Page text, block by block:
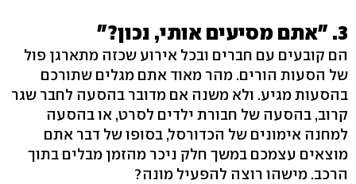
3. "אתם מסיעים אותי, נכון?"
הם קובעים עם חברים ובכל אירוע שכזה מתארגן פול
של הסעות הורים. מהר מאוד אתם מגלים שתורכם
בהסעות מגיע. ולא משנה אם מדובר בהסעה לחבר שגר
קרוב, בהסעה של חבורת ילדים לסרט, או בהסעה
למחנה אימונים של הכדורסל, בסופו של דבר אתם
מוצאים עצמכם במשך חלק ניכר מהזמן מבלים בתוך
הרכב. מישהו רוצה להפעיל מונה?